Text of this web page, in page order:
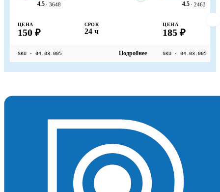
4.5 · 3648
ЦЕНА
150 ₽
СРОК
24 ч
SKU · 04.03.005 Подробнее
4.5 · 2463
ЦЕНА
185 ₽
SKU · 04.03.005